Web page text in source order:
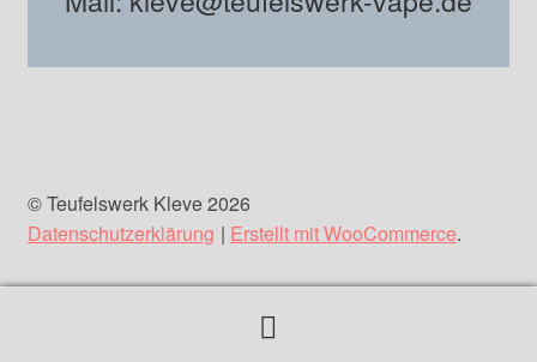
© Teufelswerk Kleve 2026
Datenschutzerklärung
Erstellt mit WooCommerce.